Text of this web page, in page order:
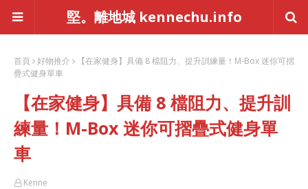
堅。離地城 kennechu.info
首頁 好物推介
【在家健身】具備 8 檔阻力、提升訓練量！M-Box 迷你可摺
疊式健身單車
【在家健身】具備 8 檔阻力、提升訓
練量！M-Box 迷你可摺疊式健身單
車
Kenne